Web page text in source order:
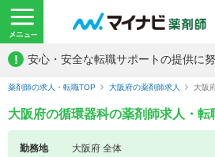
! 安心・安全な転職サポートの提供に努
薬剤師の求人・転職TOP 大阪府の薬剤師求人 大阪
大阪府の循環器科の薬剤師求人・転
勤務地
大阪府 全体